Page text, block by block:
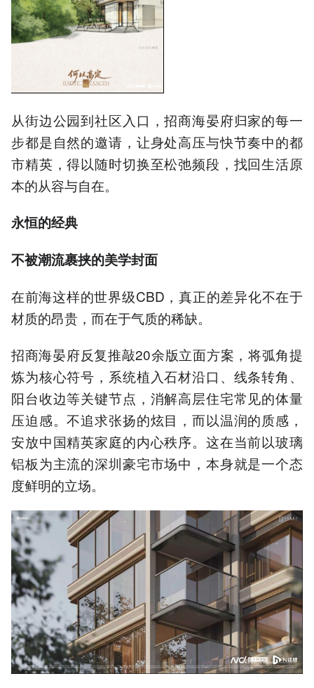
从街边公园到社区入口，招商海晏府归家的每一
步都是自然的邀请，让身处高压与快节奏中的都
市精英，得以随时切换至松弛频段，找回生活原
本的从容与自在。
永恒的经典
不被潮流裹挟的美学封面
在前海这样的世界级CBD，真正的差异化不在于
材质的昂贵，而在于气质的稀缺。
招商海晏府反复推敲20余版立面方案，将弧角提
炼为核心符号，系统植入石材沿口、线条转角、
阳台收边等关键节点，消解高层住宅常见的体量
压迫感。不追求张扬的炫目，而以温润的质感，
安放中国精英家庭的内心秩序。这在当前以玻璃
铝板为主流的深圳豪宅市场中，本身就是一个态
度鲜明的立场。